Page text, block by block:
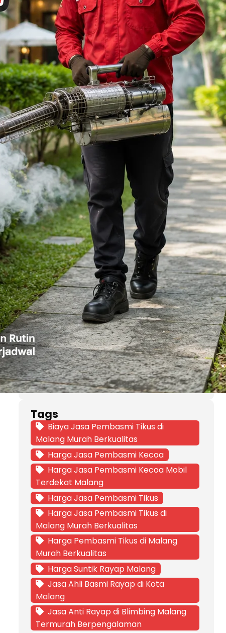
Malang dan Estimasi
Biaya Pembasmian
Jasa Fogging Nyamuk di
Klojen Malang Profesional
Categories
Anti Rayap
Harga Jasa Pembasmi Nyamuk
Jasa Anti Rayap No.1 di Malang
Jasa Basmi Rayap Area Malang
Jasa Fogging Nyamuk Malang
Jasa Fogging Nyamuk Terbaik
Jasa Pembasmi Kecoa Malang
Jasa Pembasmi Kecoa Malang
Profesional
Jasa Pembasmi Kecoa Mobil di
Malang Terdekat
Jasa Pembasmi Kutu Busuk Malang
Terbaik
Jasa Pembasmi Kutu Busuk Tedekat
Jasa Pembasmi Kutu Kucing Area
Malang
Jasa Pembasmi Tikus 24 Jam
Layanan
Jasa Pembasmi Tikus Malang
Jasa Pembasmi Tikus Terdekat
Layanan Pengendalian Hama
Pest Control Service 24 Jam
Tags
Biaya Jasa Pembasmi Tikus di
Malang Murah Berkualitas
Harga Jasa Pembasmi Kecoa
Harga Jasa Pembasmi Kecoa Mobil
Terdekat Malang
Harga Jasa Pembasmi Tikus
Harga Jasa Pembasmi Tikus di
Malang Murah Berkualitas
Harga Pembasmi Tikus di Malang
Murah Berkualitas
Harga Suntik Rayap Malang
Jasa Ahli Basmi Rayap di Kota
Malang
Jasa Anti Rayap di Blimbing Malang
Termurah Berpengalaman